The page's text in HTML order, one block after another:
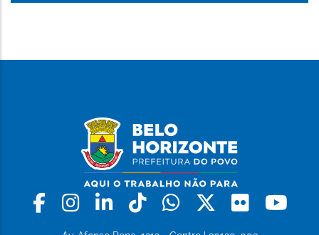
Facebook
Instagram
LinkedinTiktokWhatsapp
X Flickr